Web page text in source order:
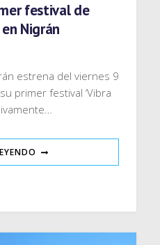
festival de
Nigrán
estrena del viernes 9
primer festival ‘Vibra